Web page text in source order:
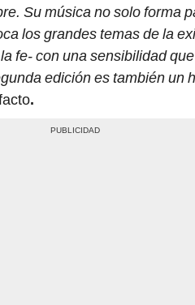
Su música no solo forma
los grandes temas de la
fe- con una sensibilidad
edición es también un
.